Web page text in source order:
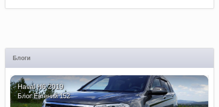
Блоги
Haval H6 2019
БлогЕвгений 152